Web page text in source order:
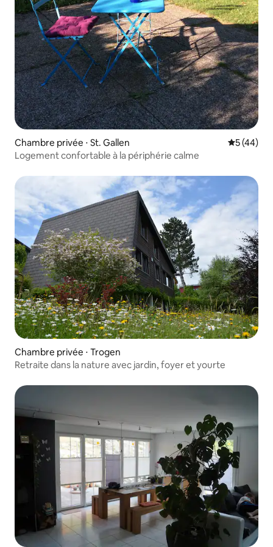
Chambre privée ⋅ St. Gallen
5 (44)
Logement confortable à la périphérie calme
Chambre privée ⋅ Trogen
Retraite dans la nature avec jardin, foyer et yourte